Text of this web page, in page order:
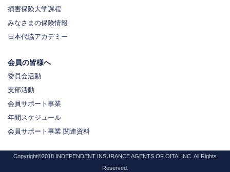
損害保険大学課程
みなさまの保険情報
日本代協アカデミー
会員の皆様へ
委員会活動
支部活動
会員サポート事業
年間スケジュール
会員サポート事業 関連資料
Copyright©2018 INDEPENDENT INSURANCE AGENTS OF OITA, INC. All Rights
Reserved.